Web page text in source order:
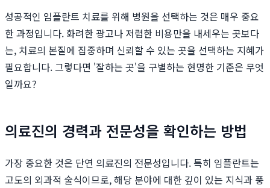
성공적인 임플란트 치료를 위해 병원을 선택하는 것은 매우 중요
한 과정입니다. 화려한 광고나 저렴한 비용만을 내세우는 곳보다
는, 치료의 본질에 집중하며 신뢰할 수 있는 곳을 선택하는 지혜가
필요합니다. 그렇다면 '잘하는 곳'을 구별하는 현명한 기준은 무엇
일까요?
의료진의 경력과 전문성을 확인하는 방법
가장 중요한 것은 단연 의료진의 전문성입니다. 특히 임플란트는
고도의 외과적 술식이므로, 해당 분야에 대한 깊이 있는 지식과 풍